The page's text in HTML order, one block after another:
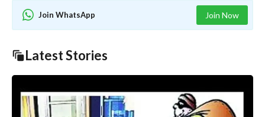
Join WhatsApp Join Now
Latest Stories